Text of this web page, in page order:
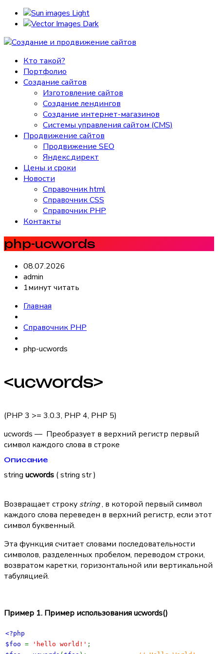
Light
Dark
Кто такой?
Портфолио
Создание сайтов
Изготовление сайтов
Создание лендингов
Создание интернет-магазинов
Системы управления сайтом (CMS)
Продвижение сайтов
Продвижение SEO
Яндекс.директ
Цены и сроки
Новости
Справочник html
Справочник CSS
Справочник PHP
Контакты
php-ucwords
08.07.2026
admin
1минут читать
Главная
Справочник PHP
php-ucwords
<ucwords>
(PHP 3 >= 3.0.3, PHP 4, PHP 5)
ucwords — Преобразует в верхний регистр первый
символ каждого слова в строке
Описание
string ucwords ( string str )
Возвращает строку string, в которой первый символ
каждого слова переведен в верхний регистр, если этот
символ буквенный.
Эта функция считает словами последовательности
символов, разделенных пробелом, переводом строки,
возвратом каретки, горизонтальной или вертикальной
табуляцией.
Пример 1. Пример использованияucwords()
<?php
$foo = 'hello world!' ;